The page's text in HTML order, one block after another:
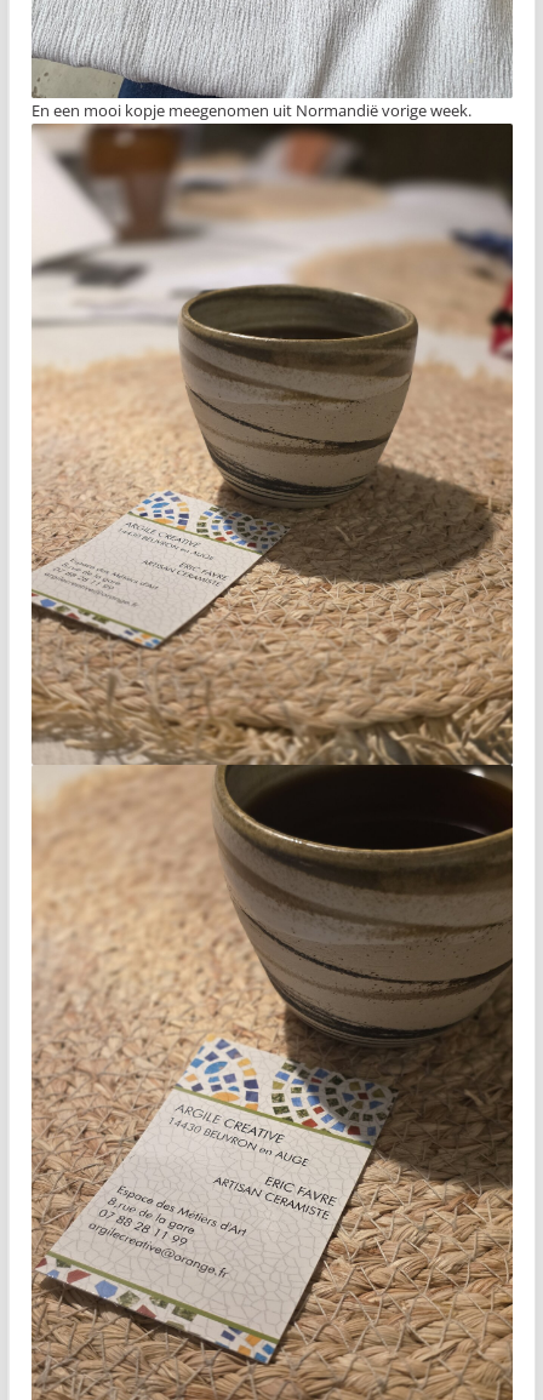
En een mooi kopje meegenomen uit Normandië vorige week.